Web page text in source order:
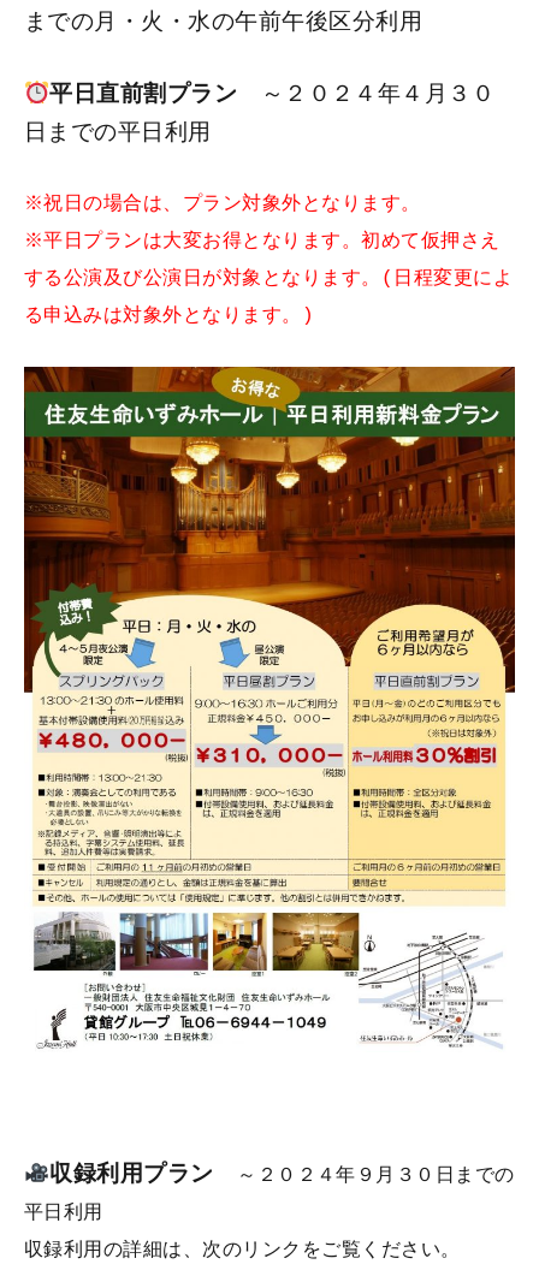
までの月・火・水の午前午後区分利用
平日直前割プラン ～２０２４年４月３０
日までの平日利用
※祝日の場合は、プラン対象外となります。
※平日プランは大変お得となります。初めて仮押さえ
する公演及び公演日が対象となります。(日程変更によ
る申込みは対象外となります。)
収録利用プラン
～２０２４年９月３０日までの
平日利用
収録利用の詳細は、次のリンクをご覧ください。